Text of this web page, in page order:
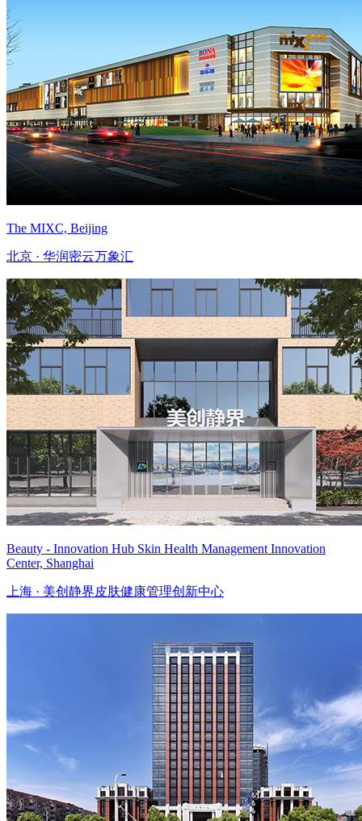
The MIXC, Beijing
北京 · 华润密云万象汇
Beauty - Innovation Hub Skin Health Management Innovation
Center, Shanghai
上海 · 美创静界皮肤健康管理创新中心